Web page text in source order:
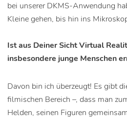
bei unserer DKMS-Anwendung
Kleine gehen, bis hin ins
Ist aus Deiner Sicht Virtual
insbesondere junge Menschen
Davon bin ich überzeugt! Es gibt
filmischen Bereich –, dass man
Helden, seinen Figuren